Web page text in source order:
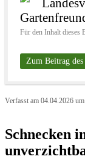
Für den Inhalt dieses
Zum Beitrag des
Verfasst am 04.04.2026
Schnecken